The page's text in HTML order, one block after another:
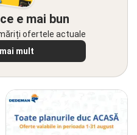
e mai bun
ofertele actuale
mult